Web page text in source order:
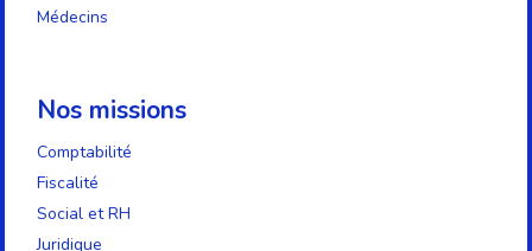
Médecins
Nos missions
Comptabilité
Fiscalité
Social et RH
Juridique